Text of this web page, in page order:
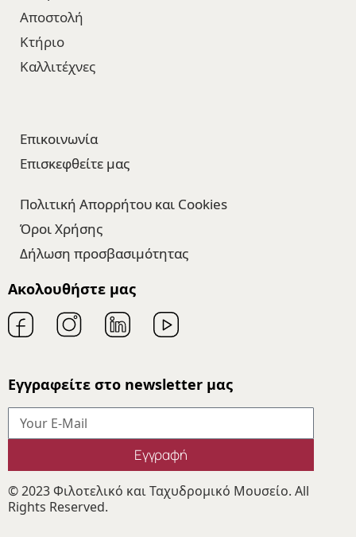
Αποστολή
Κτήριο
Καλλιτέχνες
Επικοινωνία
Επισκεφθείτε μας​
Πολιτική Απορρήτου και Cookies
Όροι Χρήσης
Δήλωση προσβασιμότητας
Ακολουθήστε μας
Εγγραφείτε στο newsletter μας
Εγγραφή
© 2023 Φιλοτελικό και Ταχυδρομικό Μουσείο. All
Rights Reserved.